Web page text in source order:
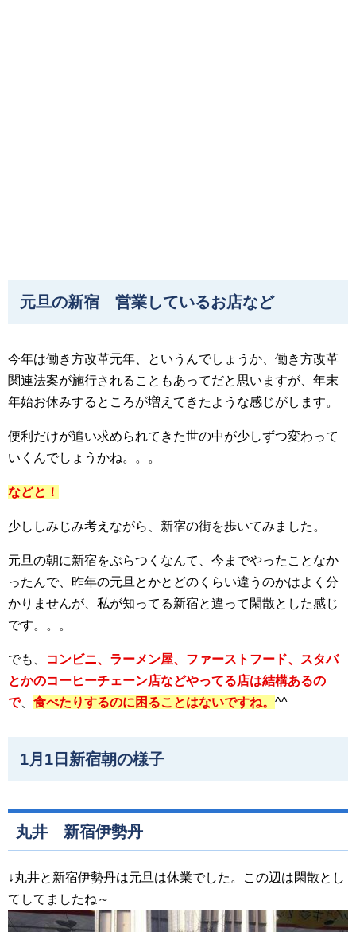
元旦の新宿 営業しているお店など
今年は働き方改革元年、というんでしょうか、働き方改革
関連法案が施行されることもあってだと思いますが、年末
年始お休みするところが増えてきたような感じがします。
便利だけが追い求められてきた世の中が少しずつ変わって
いくんでしょうかね。。。
などと！
少ししみじみ考えながら、新宿の街を歩いてみました。
元旦の朝に新宿をぶらつくなんて、今までやったことなか
ったんで、昨年の元旦とかとどのくらい違うのかはよく分
かりませんが、私が知ってる新宿と違って閑散とした感じ
です。。。
でも、
コンビニ、ラーメン屋、ファーストフード、スタバ
とかのコーヒーチェーン店などやってる店は結構あるの
で、 食べたりするのに困ることはないですね。 ^^
1月1日新宿朝の様子
丸井 新宿伊勢丹
↓丸井と新宿伊勢丹は元旦は休業でした。この辺は閑散とし
てしてましたね～